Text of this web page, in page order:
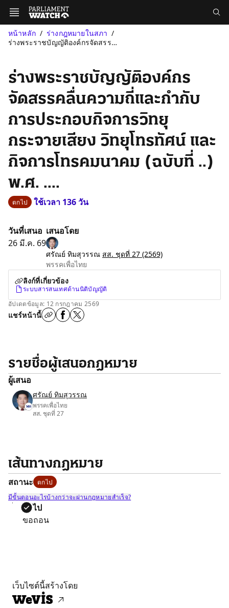
หน้าหลัก
ร่างกฎหมายในสภา
ร่างพระราชบัญญัติองค์กรจัดสรรคลื่นความถี่และกำกับการประกอบกิจการ...
ร่างพระราชบัญญัติองค์กร
จัดสรรคลื่นความถี่และกำกับ
การประกอบกิจการวิทยุ
กระจายเสียง วิทยุโทรทัศน์ และ
กิจการโทรคมนาคม (ฉบับที่ ..)
พ.ศ. ....
ตกไป ใช้เวลา 136 วัน
วันที่เสนอ
26 มี.ค. 69
เสนอโดย
ศรัณย์ ทิมสุวรรณ สส. ชุดที่ 27 (2569)
พรรคเพื่อไทย
ลิงก์ที่เกี่ยวข้อง
ระบบสารสนเทศด้านนิติบัญญัติ
อัปเดตข้อมูล: 12 กรกฎาคม 2569
แชร์หน้านี้
รายชื่อผู้เสนอกฎหมาย
ผู้เสนอ
ศรัณย์ ทิมสุวรรณ
พรรคเพื่อไทย
สส. ชุดที่ 27
เส้นทางกฎหมาย
สถานะ ตกไป
มีขั้นตอนอะไรบ้างกว่าจะผ่านกฎหมายสำเร็จ?
ตกไป
ขอถอน
เว็บไซต์นี้สร้างโดย